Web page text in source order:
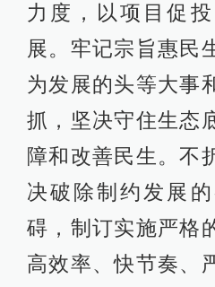
力度，以项目促
展。牢记宗旨惠民
为发展的头等大事
抓，坚决守住生态
障和改善民生。不
决破除制约发展
碍，制订实施严格
高效率、快节奏、